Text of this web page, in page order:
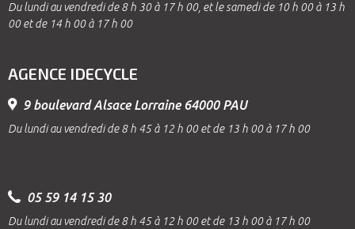
Du lundi au vendredi de 8 h 30 à 17 h 00, et le samedi de 10 h 00 à 13 h
00 et de 14 h 00 à 17 h 00
AGENCE IDECYCLE
9 boulevard Alsace Lorraine 64000 PAU
Du lundi au vendredi de 8 h 45 à 12 h 00 et de 13 h 00 à 17 h 00
05 59 14 15 30
Du lundi au vendredi de 8 h 45 à 12 h 00 et de 13 h 00 à 17 h 00